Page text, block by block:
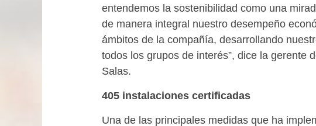
entendemos la sostenibilidad como una
de manera integral nuestro desempeño
ámbitos de la compañía, desarrollando
todos los grupos de interés”, dice la gerente
Salas.
405 instalaciones certificadas
Una de las principales medidas que ha